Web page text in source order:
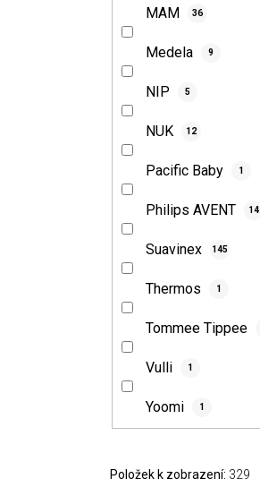
MAM 36
Medela 9
NIP 5
NUK 12
Pacific Baby 1
Philips AVENT 14
Suavinex 145
Thermos 1
Tommee Tippee
Vulli 1
Yoomi 1
Položek k zobrazení: 329